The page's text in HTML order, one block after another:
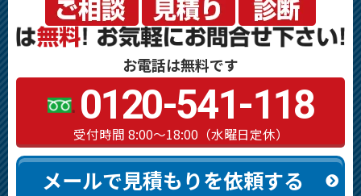
お電話は無料です
0120-541-118
受付時間 8:00～18:00（水曜日定休）
メールで見積もりを依頼する